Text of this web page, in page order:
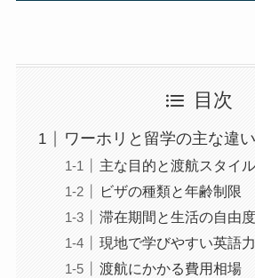
目次
ワーホリと留学の主な違
主な目的と渡航スタイル
ビザの種類と年齢制限
滞在期間と生活の自由度
現地で学びやすい英語力
渡航にかかる費用相場